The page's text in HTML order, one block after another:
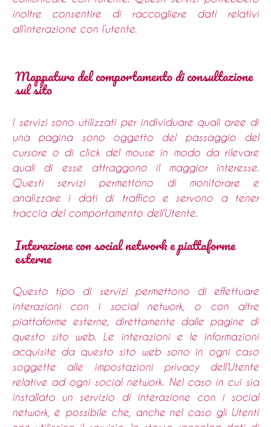
inoltre consentire di raccogliere dati relativi
all’interazione con l’utente.
Mappatura del comportamento di consultazione
sul sito
I servizi sono utilizzati per individuare quali aree di
una pagina sono oggetto del passaggio del
cursore o di click del mouse in modo da rilevare
quali di esse attraggono il maggior interesse.
Questi servizi permettono di monitorare e
analizzare i dati di traffico e servono a tener
traccia del comportamento dell’Utente.
Interazione con social network e piattaforme
esterne
Questo tipo di servizi permettono di effettuare
interazioni con i social network, o con altre
piattaforme esterne, direttamente dalle pagine di
questo sito web. Le interazioni e le informazioni
acquisite da questo sito web sono in ogni caso
soggette alle impostazioni privacy dell’Utente
relative ad ogni social network. Nel caso in cui sia
installato un servizio di interazione con i social
network, è possibile che, anche nel caso gli Utenti